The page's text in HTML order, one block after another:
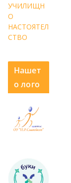
УЧИЛИЩН
О
НАСТОЯТЕЛ
СТВО
Нашет
о лого